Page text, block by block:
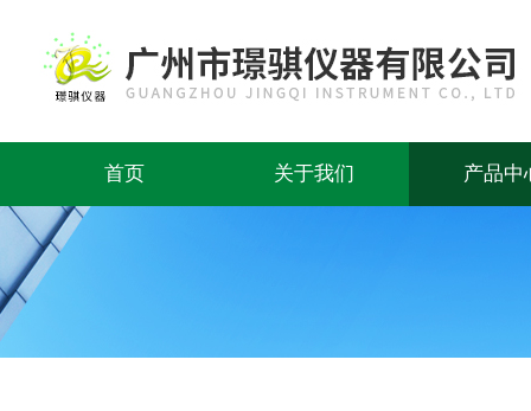
首页 关于我们 产品中